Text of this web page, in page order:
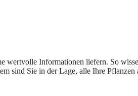
wertvolle Informationen liefern. So
sind Sie in der Lage, alle Ihre